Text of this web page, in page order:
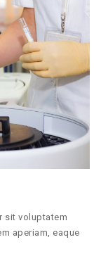
sit voluptatem
aperiam, eaque